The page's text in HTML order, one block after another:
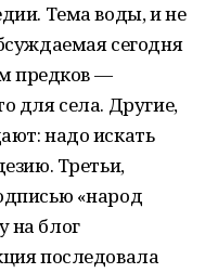
Тема воды, и не
сегодня
предков —
для села. Другие,
надо искать
Третьи,
«народ
на блог
последовала